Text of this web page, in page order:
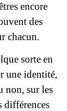
encore
des
chacun.
sorte en
une identité,
non, sur les
différences